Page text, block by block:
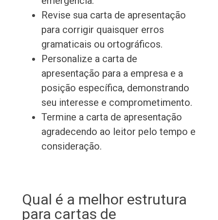
Revise sua carta de apresentação
para corrigir quaisquer erros
gramaticais ou ortográficos.
Personalize a carta de
apresentação para a empresa e a
posição específica, demonstrando
seu interesse e comprometimento.
Termine a carta de apresentação
agradecendo ao leitor pelo tempo e
consideração.
Qual é a melhor estrutura
para cartas de